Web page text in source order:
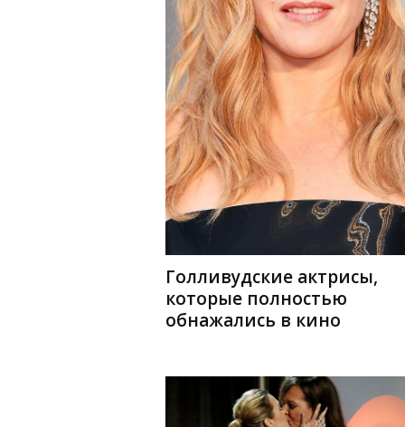
Голливудские актрисы,
которые полностью
обнажались в кино